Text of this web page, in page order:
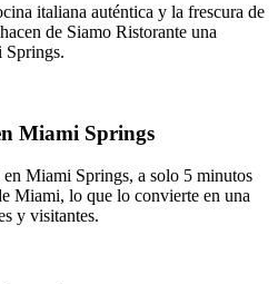
italiana auténtica y la frescura de
de Siamo Ristorante una
Springs.
Miami Springs
Miami Springs, a solo 5 minutos
Miami, lo que lo convierte en una
y visitantes.